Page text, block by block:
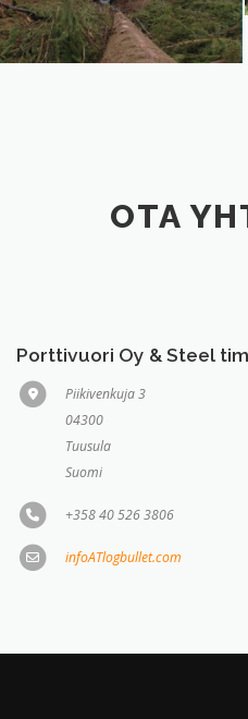
OTA
Porttivuori Oy & Steel
Piikivenkuja 3
04300
Tuusula
Suomi
+358 40 526 3806
infoATlogbullet.com